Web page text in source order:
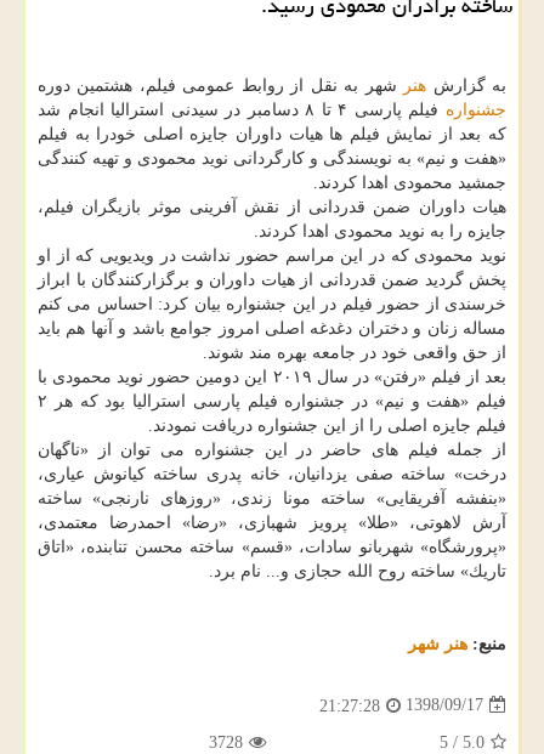
به گزارش هنر
شهر به نقل از روابط عمومی فیلم، هشتمین دوره
جشنواره
فیلم پارسی ۴ تا ۸ دسامبر در سیدنی استرالیا انجام شد
كه بعد از نمایش فیلم ها هیات داوران جایزه اصلی خودرا به فیلم
«هفت و نیم» به نویسندگی و كارگردانی نوید محمودی و تهیه كنندگی
جمشید محمودی اهدا كردند.
هیات داوران ضمن قدردانی از نقش آفرینی موثر بازیگران فیلم،
جایزه را به نوید محمودی اهدا كردند.
نوید محمودی كه در این مراسم حضور نداشت در ویدیویی كه از او
پخش گردید ضمن قدردانی از هیات داوران و برگزاركنندگان با ابراز
خرسندی از حضور فیلم در این جشنواره بیان كرد: احساس می كنم
مساله زنان و دختران دغدغه اصلی امروز جوامع باشد و آنها هم باید
از حق واقعی خود در جامعه بهره مند شوند.
بعد از فیلم «رفتن» در سال ۲۰۱۹ این دومین حضور نوید محمودی با
فیلم «هفت و نیم» در جشنواره فیلم پارسی استرالیا بود كه هر ۲
فیلم جایزه اصلی را از این جشنواره دریافت نمودند.
از جمله فیلم های حاضر در این جشنواره می توان از «ناگهان
درخت» ساخته صفی یزدانیان، خانه پدری ساخته كیانوش عیاری،
«بنفشه آفریقایی» ساخته مونا زندی، «روزهای نارنجی» ساخته
آرش لاهوتی، «طلا» پرویز شهبازی، «رضا» احمدرضا معتمدی،
«پرورشگاه» شهربانو سادات، «قسم» ساخته محسن تنابنده، «اتاق
تاریك» ساخته روح الله حجازی و... نام برد.
منبع: هنر شهر
1398/09/17
21:27:28
5.0
/
5
3728